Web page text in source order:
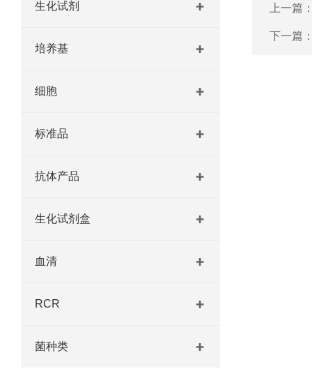
生化试剂
培养基
细胞
标准品
抗体产品
生化试剂盒
血清
RCR
菌种类
上一篇
下一篇